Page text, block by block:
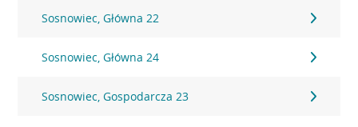
Sosnowiec, Główna 22
Sosnowiec, Główna 24
Sosnowiec, Gospodarcza 23